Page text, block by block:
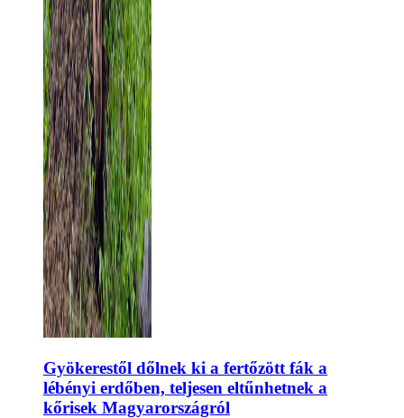
Gyökerestől dőlnek ki a fertőzött fák a
lébényi erdőben, teljesen eltűnhetnek a
kőrisek Magyarországról